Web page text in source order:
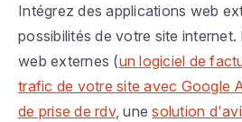
Intégrez des applications web
possibilités de votre site
web externes (un logiciel de
trafic de votre site avec Google
de prise de rdv, unesolution